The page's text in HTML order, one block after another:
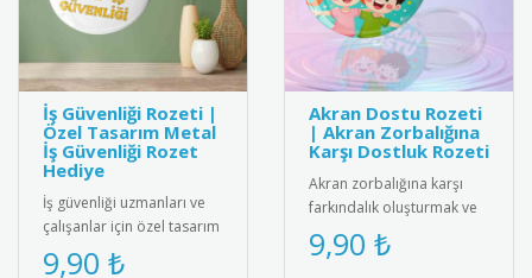
İş Güvenliği Rozeti |
Özel Tasarım Metal
İş Güvenliği Rozet
Hediye
İş güvenliği uzmanları ve
çalışanlar için özel tasarım
metal iş güvenliği rozeti.
Yüksek kaliteli me..
9,90 ₺
Akran Dostu Rozeti
| Akran Zorbalığına
Karşı Dostluk Rozeti
Akran zorbalığına karşı
farkındalık oluşturmak ve
akran dostluğunu teşvik
etmek için tasarlanmış
9,90 ₺